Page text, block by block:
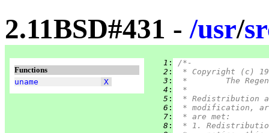
2.11BSD#431 -/usr/
Functions
uname
X
   1
:
/*-
   2
:
* Copyright (c)
   3
:
*	The
   4
:
*
   5
:
* Redistribution
   6
:
* modification,
   7
:
* are met:
   8
:
* 1.